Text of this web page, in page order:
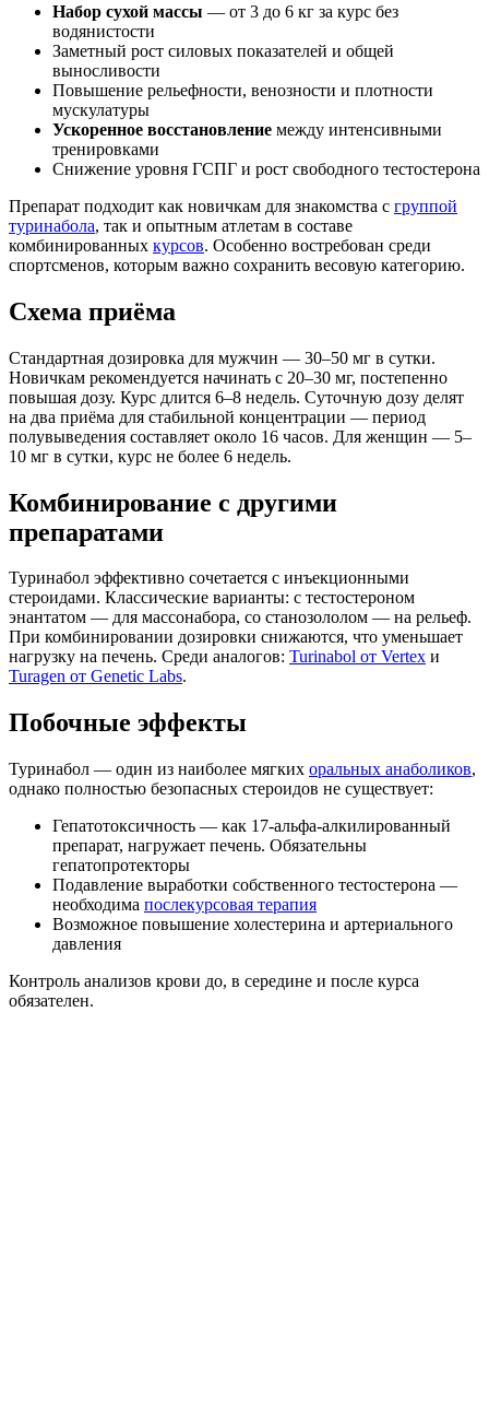
Набор сухой массы — от 3 до 6 кг за курс без
водянистости
Заметный рост силовых показателей и общей
выносливости
Повышение рельефности, венозности и плотности
мускулатуры
Ускоренное восстановление между интенсивными
тренировками
Снижение уровня ГСПГ и рост свободного тестостерона
Препарат подходит как новичкам для знакомства с группой
туринабола, так и опытным атлетам в составе
комбинированных курсов. Особенно востребован среди
спортсменов, которым важно сохранить весовую категорию.
Схема приёма
Стандартная дозировка для мужчин — 30–50 мг в сутки.
Новичкам рекомендуется начинать с 20–30 мг, постепенно
повышая дозу. Курс длится 6–8 недель. Суточную дозу делят
на два приёма для стабильной концентрации — период
полувыведения составляет около 16 часов. Для женщин — 5–
10 мг в сутки, курс не более 6 недель.
Комбинирование с другими
препаратами
Туринабол эффективно сочетается с инъекционными
стероидами. Классические варианты: с тестостероном
энантатом — для массонабора, со станозололом — на рельеф.
При комбинировании дозировки снижаются, что уменьшает
нагрузку на печень. Среди аналогов: Turinabol от Vertex и
Turagen от Genetic Labs.
Побочные эффекты
Туринабол — один из наиболее мягких оральных анаболиков,
однако полностью безопасных стероидов не существует:
Гепатотоксичность — как 17-альфа-алкилированный
препарат, нагружает печень. Обязательны
гепатопротекторы
Подавление выработки собственного тестостерона —
необходима послекурсовая терапия
Возможное повышение холестерина и артериального
давления
Контроль анализов крови до, в середине и после курса
обязателен.